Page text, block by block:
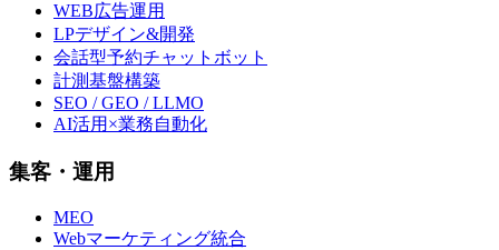
WEB広告運用
LPデザイン&開発
会話型予約チャットボット
計測基盤構築
SEO / GEO / LLMO
AI活用×業務自動化
集客・運用
MEO
Webマーケティング統合